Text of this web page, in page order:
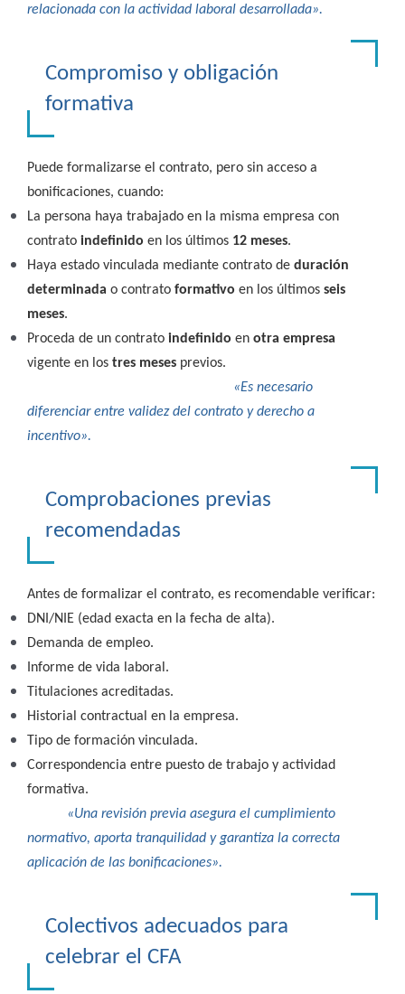
relacionada con la actividad laboral desarrollada».
Compromiso y obligación
formativa
Puede formalizarse el contrato, pero sin acceso a
bonificaciones, cuando:
La persona haya trabajado en la misma empresa con
contrato indefinido en los últimos 12 meses.
Haya estado vinculada mediante contrato de duración
determinada o contrato formativo en los últimos seis
meses.
Proceda de un contrato indefinido en otra empresa
vigente en los tres meses previos.
«Es necesario
diferenciar entre validez del contrato y derecho a
incentivo».
Comprobaciones previas
recomendadas
Antes de formalizar el contrato, es recomendable verificar:
DNI/NIE (edad exacta en la fecha de alta).
Demanda de empleo.
Informe de vida laboral.
Titulaciones acreditadas.
Historial contractual en la empresa.
Tipo de formación vinculada.
Correspondencia entre puesto de trabajo y actividad
formativa.
«Una revisión previa asegura el cumplimiento
normativo, aporta tranquilidad y garantiza la correcta
aplicación de las bonificaciones».
Colectivos adecuados para
celebrar el CFA